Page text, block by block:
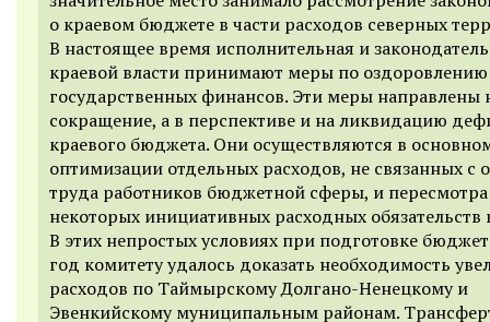
о краевом бюджете в части расходов северных
В настоящее время исполнительная и
краевой власти принимают меры по оздоровлению
государственных финансов. Эти меры направлены
сокращение, а в перспективе и на ликвидацию
краевого бюджета. Они осуществляются в
оптимизации отдельных расходов, не связанных с
труда работников бюджетной сферы, и пересмотра
некоторых инициативных расходных обязательств
В этих непростых условиях при подготовке
год комитету удалось доказать необходимость
расходов по Таймырскому Долгано-Ненецкому и
Эвенкийскому муниципальным районам.